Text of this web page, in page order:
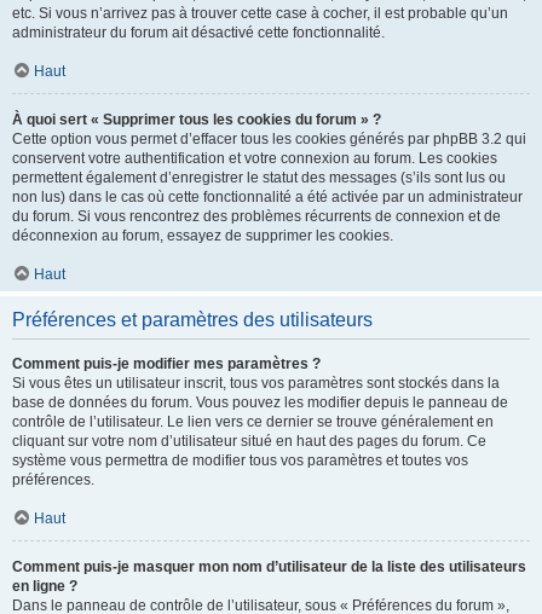
etc. Si vous n’arrivez pas à trouver cette case à cocher, il est probable qu’un
administrateur du forum ait désactivé cette fonctionnalité.
Haut
À quoi sert « Supprimer tous les cookies du forum » ?
Cette option vous permet d’effacer tous les cookies générés par phpBB 3.2 qui
conservent votre authentification et votre connexion au forum. Les cookies
permettent également d’enregistrer le statut des messages (s’ils sont lus ou
non lus) dans le cas où cette fonctionnalité a été activée par un administrateur
du forum. Si vous rencontrez des problèmes récurrents de connexion et de
déconnexion au forum, essayez de supprimer les cookies.
Haut
Préférences et paramètres des utilisateurs
Comment puis-je modifier mes paramètres ?
Si vous êtes un utilisateur inscrit, tous vos paramètres sont stockés dans la
base de données du forum. Vous pouvez les modifier depuis le panneau de
contrôle de l’utilisateur. Le lien vers ce dernier se trouve généralement en
cliquant sur votre nom d’utilisateur situé en haut des pages du forum. Ce
système vous permettra de modifier tous vos paramètres et toutes vos
préférences.
Haut
Comment puis-je masquer mon nom d’utilisateur de la liste des utilisateurs
en ligne ?
Dans le panneau de contrôle de l’utilisateur, sous « Préférences du forum »,